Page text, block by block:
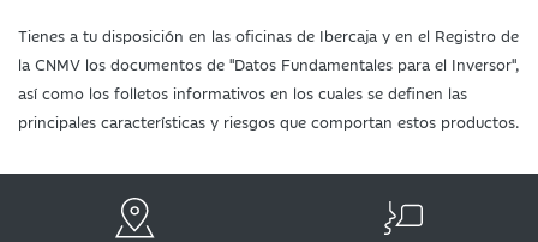
Tienes a tu disposición en las oficinas de Ibercaja y en el Registro de
la CNMV los documentos de "Datos Fundamentales para el Inversor",
así como los folletos informativos en los cuales se definen las
principales características y riesgos que comportan estos productos.